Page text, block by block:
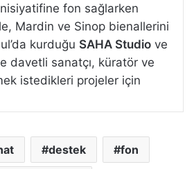
fon sağlarken
Mardin ve Sinop bienallerini
kurduğu SAHA Studio ve
davetli sanatçı, küratör ve
istedikleri projeler için
destek fon